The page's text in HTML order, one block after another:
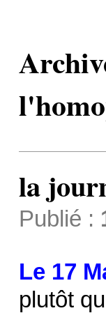
la
Publié :
Le 17
plutôt